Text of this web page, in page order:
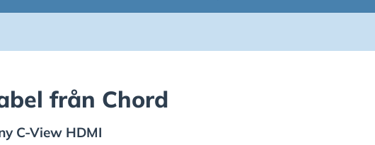
från Chord
C-View HDMI